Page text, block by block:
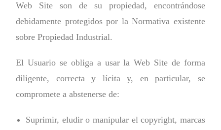
Web Site son de su propiedad, encontrándose
debidamente protegidos por la Normativa existente
sobre Propiedad Industrial.
El Usuario se obliga a usar la Web Site de forma
diligente, correcta y lícita y, en particular, se
compromete a abstenerse de:
Suprimir, eludir o manipular el copyright, marcas